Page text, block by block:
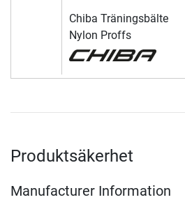
Chiba Träningsbälte
Nylon Proffs
Produktsäkerhet
Manufacturer Information